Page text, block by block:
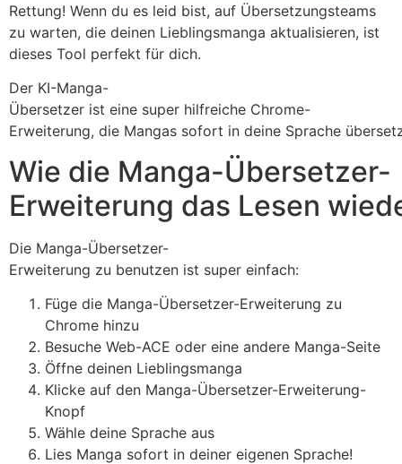
Rettung! Wenn du es leid bist, auf Übersetzungsteams
zu warten, die deinen Lieblingsmanga aktualisieren, ist
dieses Tool perfekt für dich.
Der KI-Manga-
Übersetzer ist eine super hilfreiche Chrome-
Erweiterung, die Mangas sofort in deine Sprache
Wie die Manga-Übersetzer-
Erweiterung das Lesen
Die Manga-Übersetzer-
Erweiterung zu benutzen ist super einfach:
Füge die Manga-Übersetzer-Erweiterung zu
Chrome hinzu
Besuche Web-ACE oder eine andere Manga-Seite
Öffne deinen Lieblingsmanga
Klicke auf den Manga-Übersetzer-Erweiterung-
Knopf
Wähle deine Sprache aus
Lies Manga sofort in deiner eigenen Sprache!